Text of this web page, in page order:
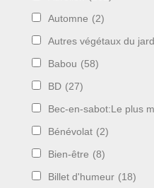
Automne (2)
Autres végétaux du
Babou (58)
BD (27)
Bec-en-sabot:Le plus
Bénévolat (2)
Bien-être (8)
Billet d'humeur (18)